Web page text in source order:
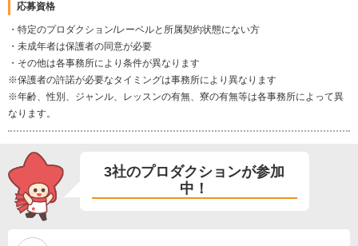
応募資格
・特定のプロダクション/レーベルと所属契約状態にない方
・未成年者は保護者の同意が必要
・その他は各事務所により条件が異なります
※保護者の許諾が必要なタイミングは事務所により異なります
※年齢、性別、ジャンル、レッスンの有無、寮の有無等は各事務所によって異
なります。
3社のプロダクションが参加
中！